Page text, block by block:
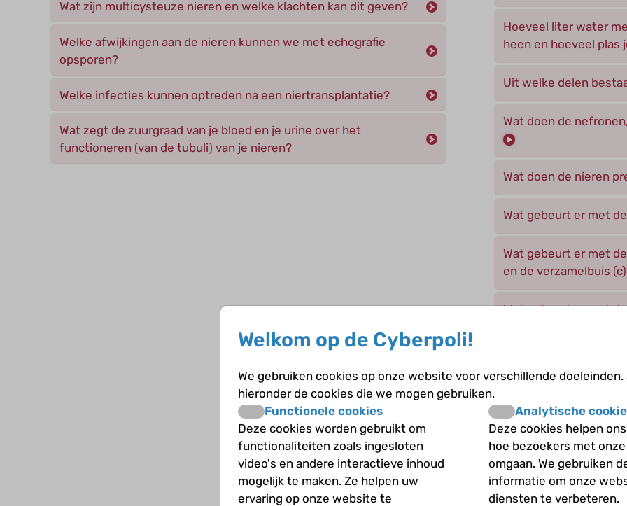
Wat zijn multicysteuze nieren en welke klachten kan dit geven?
Welke afwijkingen aan de nieren kunnen we met echografie
opsporen?
Welke infecties kunnen optreden na een niertransplantatie?
Wat zegt de zuurgraad van je bloed en je urine over het
functioneren (van de tubuli) van je nieren?
Hoeveel liter water
heen en hoeveel plas
Uit welke delen
Wat doen de
Wat doen de nieren
Wat gebeurt er met
Wat gebeurt er met
en de verzamelbuis
Wat gebeurt er met
Wat gebeurt er
Wat is de functie van
Wat is de invloed van
Wat verstaan we
Welkom op de Cyberpoli!
We gebruiken cookies op onze website voor verschillende
hieronder de cookies die we mogen gebruiken.
Functionele cookies
Deze cookies worden gebruikt om
functionaliteiten zoals ingesloten
video's en andere interactieve inhoud
mogelijk te maken. Ze helpen uw
ervaring op onze website te
Analytische
Deze cookies helpen
hoe bezoekers met
omgaan. We gebruiken
informatie om onze
diensten te verbeteren.